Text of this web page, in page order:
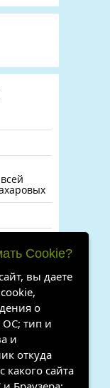
Cookie?
вы даете
о
ОС; тип и
и
откуда
какого сайта